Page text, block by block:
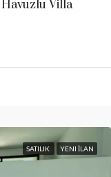
Havuzlu Villa
SATILIK YENI İLAN